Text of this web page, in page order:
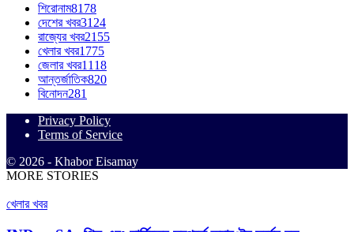
শিরোনাম8178
দেশের খবর3124
রাজ্যের খবর2155
খেলার খবর1775
জেলার খবর1118
আন্তর্জাতিক820
বিনোদন281
Privacy Policy
Terms of Service
© 2026 - Khabor Eisamay
MORE STORIES
খেলার খবর